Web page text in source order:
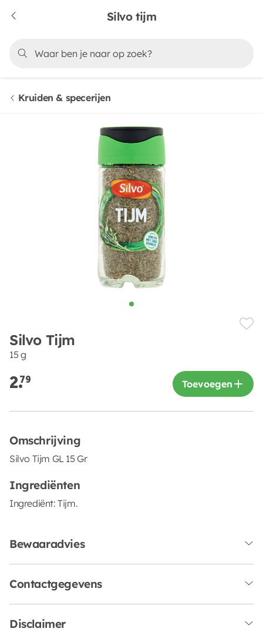
Silvo tijm
Kruiden & specerijen
Silvo Tijm
15 g
2.79 Toevoegen
Omschrijving
Silvo Tijm GL 15 Gr
Ingrediënten
Ingrediënt: Tijm.
Bewaaradvies
Contactgegevens
Disclaimer